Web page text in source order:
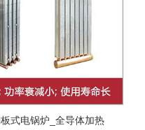
式电锅炉_全导体加热